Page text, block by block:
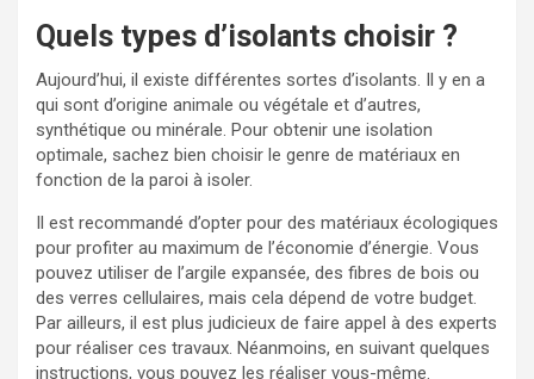
Quels types d’isolants choisir ?
Aujourd’hui, il existe différentes sortes d’isolants. Il y en a
qui sont d’origine animale ou végétale et d’autres,
synthétique ou minérale. Pour obtenir une isolation
optimale, sachez bien choisir le genre de matériaux en
fonction de la paroi à isoler.
Il est recommandé d’opter pour des matériaux écologiques
pour profiter au maximum de l’économie d’énergie. Vous
pouvez utiliser de l’argile expansée, des fibres de bois ou
des verres cellulaires, mais cela dépend de votre budget.
Par ailleurs, il est plus judicieux de faire appel à des experts
pour réaliser ces travaux. Néanmoins, en suivant quelques
instructions, vous pouvez les réaliser vous-même.